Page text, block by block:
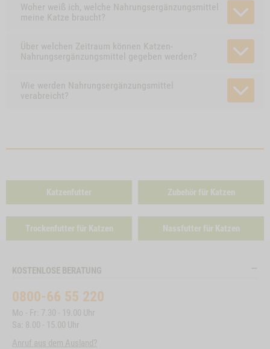
Woher weiß ich, welche Nahrungsergänzungsmittel
meine Katze braucht?
Über welchen Zeitraum können Katzen-
Nahrungsergänzungsmittel gegeben werden?
Wie werden Nahrungsergänzungsmittel
verabreicht?
Katzenfutter Zubehör für Katzen
Trockenfutter für Katzen Nassfutter für Katzen
KOSTENLOSE BERATUNG
0800-66 55 220
Mo - Fr: 7.30 - 19.00 Uhr
Sa: 8.00 - 15.00 Uhr
Anruf aus dem Ausland?